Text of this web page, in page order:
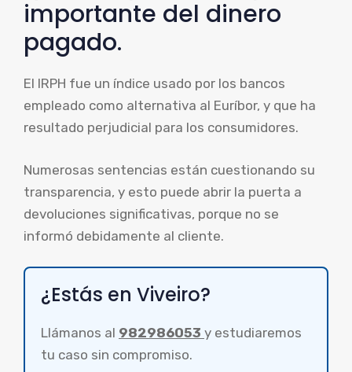
importante del dinero
pagado.
El IRPH fue un índice usado por los bancos
empleado como alternativa al Euríbor, y que ha
resultado perjudicial para los consumidores.
Numerosas sentencias están cuestionando su
transparencia, y esto puede abrir la puerta a
devoluciones significativas, porque no se
informó debidamente al cliente.
¿Estás en Viveiro?
Llámanos al 982986053 y estudiaremos
tu caso sin compromiso.